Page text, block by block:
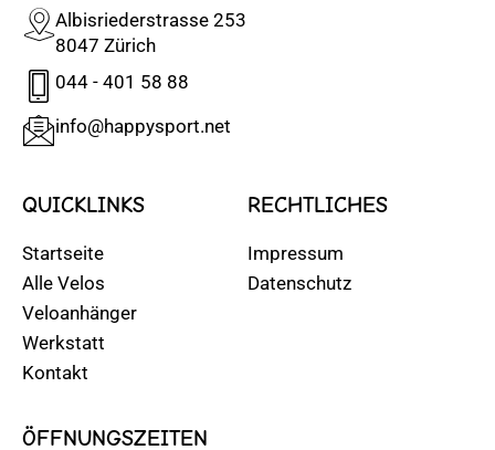
Albisriederstrasse 253
8047 Zürich
044 - 401 58 88
info@happysport.net
QUICKLINKS
Startseite
Alle Velos
Veloanhänger
Werkstatt
Kontakt
RECHTLICHES
Impressum
Datenschutz
ÖFFNUNGSZEITEN